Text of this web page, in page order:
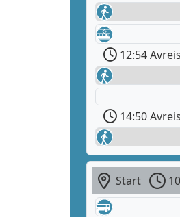
12:54
14:50
Start